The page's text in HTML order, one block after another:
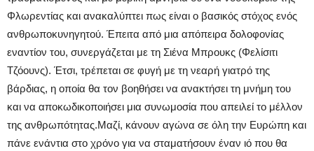
Φλωρεντίας και ανακαλύπτει πως είναι ο βασικός στόχος ενός
ανθρωποκυνηγητού. Έπειτα από μια απόπειρα δολοφονίας
εναντίον του, συνεργάζεται με τη Σιένα Μπρουκς (Φελίσιτι
Τζόουνς). Έτσι, τρέπεται σε φυγή με τη νεαρή γιατρό της
βάρδιας, η οποία θα τον βοηθήσει να ανακτήσει τη μνήμη του
και να αποκωδικοποιήσει μια συνωμοσία που απειλεί το μέλλον
της ανθρωπότητας.Μαζί, κάνουν αγώνα σε όλη την Ευρώπη και
πάνε ενάντια στο χρόνο για να σταματήσουν έναν ιό που θα